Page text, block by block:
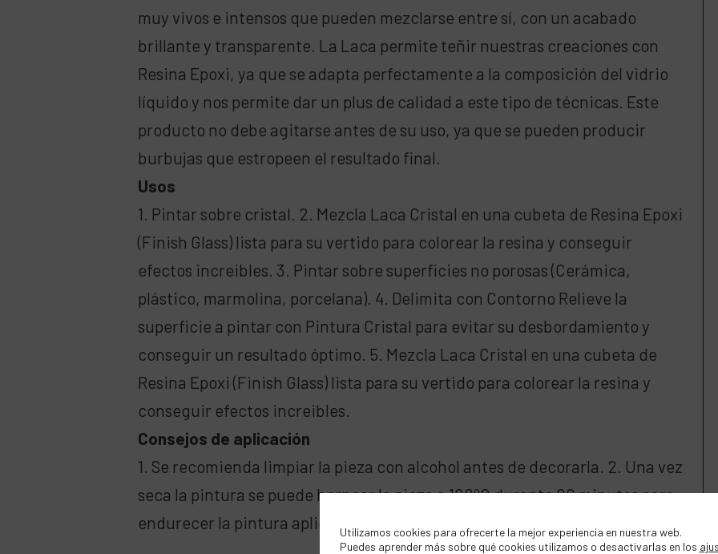
muy vivos e intensos que pueden mezclarse entre sí, con un acabado
brillante y transparente. La Laca permite teñir nuestras creaciones con
Resina Epoxi, ya que se adapta perfectamente a la composición del vidrio
líquido y nos permite dar un plus de calidad a este tipo de técnicas. Este
producto no debe agitarse antes de su uso, ya que se pueden producir
burbujas que estropeen el resultado final.
Usos
1. Pintar sobre cristal. 2. Mezcla Laca Cristal en una cubeta de Resina Epoxi
(Finish Glass) lista para su vertido para colorear la resina y conseguir
efectos increibles. 3. Pintar sobre superficies no porosas (Cerámica,
plástico, marmolina, porcelana). 4. Delimita con Contorno Relieve la
superficie a pintar con Pintura Cristal para evitar su desbordamiento y
conseguir un resultado óptimo. 5. Mezcla Laca Cristal en una cubeta de
Resina Epoxi (Finish Glass) lista para su vertido para colorear la resina y
conseguir efectos increibles.
Consejos de aplicación
1. Se recomienda limpiar la pieza con alcohol antes de decorarla. 2. Una vez
seca la pintura se puede hornear la pieza a 120ºC durante 20 minutos para
endurecer la pintura aplicada.Utilizamos cookies para ofrecerte la mejor experiencia en nuestra web.
Puedes aprender más sobre qué cookies utilizamos o desactivarlas en los